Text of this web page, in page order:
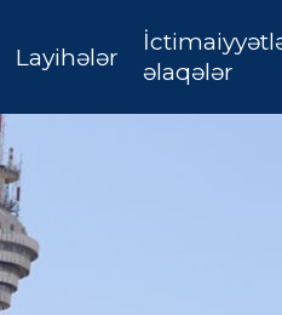
Layihələr
əlaqələr